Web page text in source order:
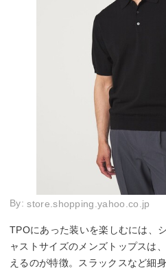
By: store.shopping.yahoo.co.jp
TPOにあった装いを楽しむには、
ャストサイズのメンズトップスは
えるのが特徴。スラックスなど細